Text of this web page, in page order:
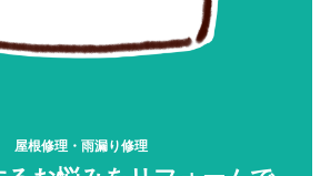
屋根修理・雨漏り修理